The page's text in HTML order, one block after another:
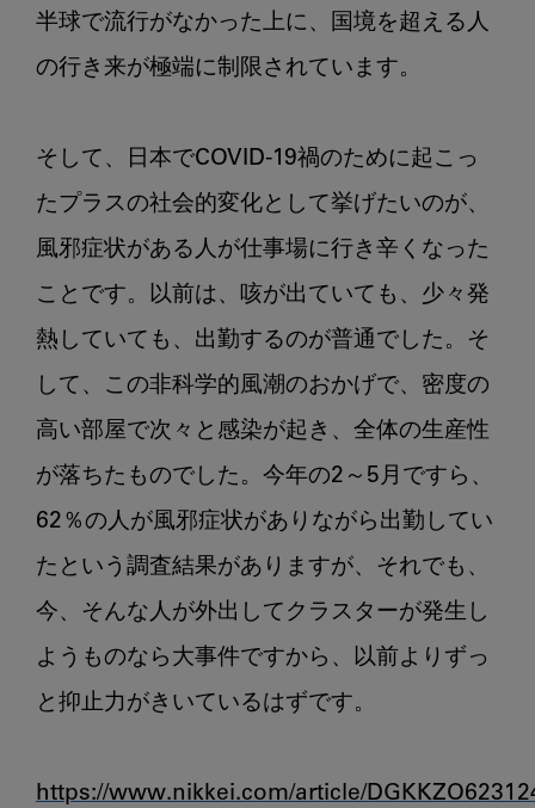
半球で流行がなかった上に、国境を超える人
の行き来が極端に制限されています。
そして、日本でCOVID-19禍のために起こっ
たプラスの社会的変化として挙げたいのが、
風邪症状がある人が仕事場に行き辛くなった
ことです。以前は、咳が出ていても、少々発
熱していても、出勤するのが普通でした。そ
して、この非科学的風潮のおかげで、密度の
高い部屋で次々と感染が起き、全体の生産性
が落ちたものでした。今年の2～5月ですら、
62％の人が風邪症状がありながら出勤してい
たという調査結果がありますが、それでも、
今、そんな人が外出してクラスターが発生し
ようものなら大事件ですから、以前よりずっ
と抑止力がきいているはずです。
https://www.nikkei.com/article/